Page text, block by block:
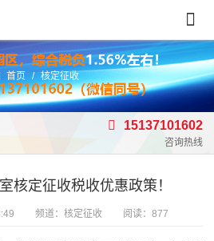
首页 / 核定征收
15137101602
咨询热线
核定征收税收优惠政策！
频道： 核定征收 阅读：877